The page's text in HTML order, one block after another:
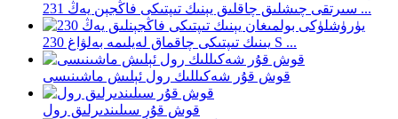
سىرتقى چىشلىق چاقلىق يېنىك تىپتىكى فاڭجېن يەڭ 231 ...
يىنىك تىپتىكى چاقماق لەيلىمە بەلۋاغ 230 S ...
قوش قۇر شەكىللىك رول ئېلىش ماشىنىسى
قوش قۇر سىلىندىرلىق رول